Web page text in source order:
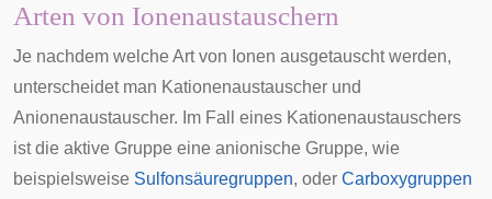
Arten von Ionenaustauschern
Je nachdem welche Art von Ionen ausgetauscht werden,
unterscheidet man Kationenaustauscher und
Anionenaustauscher. Im Fall eines Kationenaustauschers
ist die aktive Gruppe eine anionische Gruppe, wie
beispielsweise Sulfonsäuregruppen, oder Carboxygruppen